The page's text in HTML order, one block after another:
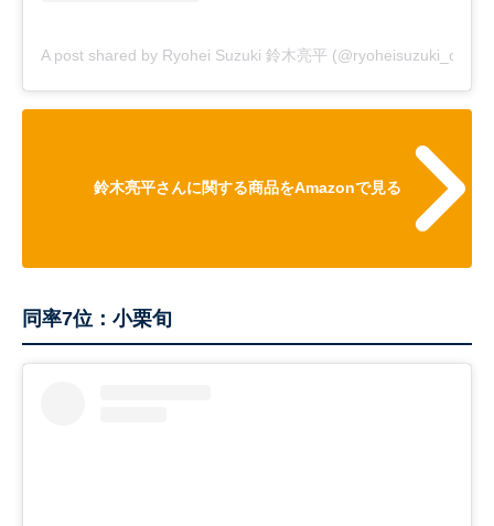
A post shared by Ryohei Suzuki 鈴木亮平
鈴木亮平さんに関する商品をAmazonで見る
同率7位：小栗旬